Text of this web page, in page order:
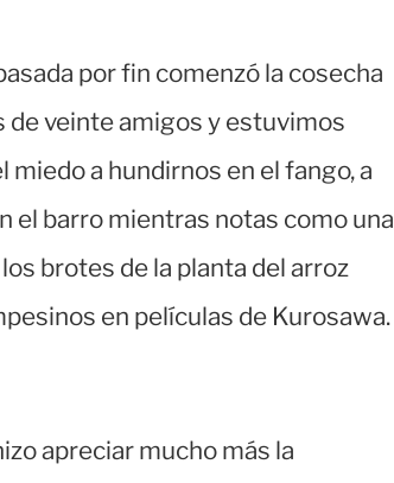
por fin comenzó la cosecha
de veinte amigos y estuvimos
a hundirnos en el fango, a
el barro mientras notas como una
brotes de la planta del arroz
en películas de Kurosawa.
apreciar mucho más la